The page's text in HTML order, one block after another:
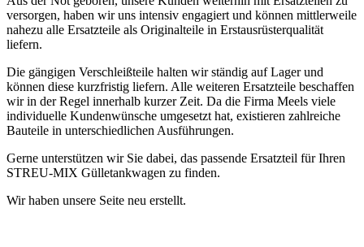
versorgen, haben wir uns intensiv engagiert und können mittlerweile
nahezu alle Ersatzteile als Originalteile in Erstausrüsterqualität
liefern.
Die gängigen Verschleißteile halten wir ständig auf Lager und
können diese kurzfristig liefern. Alle weiteren Ersatzteile beschaffen
wir in der Regel innerhalb kurzer Zeit. Da die Firma Meels viele
individuelle Kundenwünsche umgesetzt hat, existieren zahlreiche
Bauteile in unterschiedlichen Ausführungen.
Gerne unterstützen wir Sie dabei, das passende Ersatzteil für Ihren
STREU-MIX Gülletankwagen zu finden.
Wir haben unsere Seite neu erstellt.